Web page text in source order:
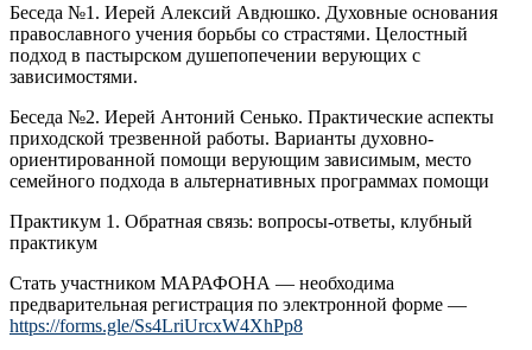
Беседа №1. Иерей Алексий Авдюшко. Духовные основания
православного учения борьбы со страстями. Целостный
подход в пастырском душепопечении верующих с
зависимостями.
Беседа №2. Иерей Антоний Сенько. Практические аспекты
приходской трезвенной работы. Варианты духовно-
ориентированной помощи верующим зависимым, место
семейного подхода в альтернативных программах помощи
Практикум 1. Обратная связь: вопросы-ответы, клубный
практикум
Стать участником МАРАФОНА — необходима
предварительная регистрация по электронной форме —
https://forms.gle/Ss4LriUrcxW4XhPp8